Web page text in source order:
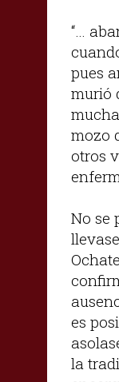
“…
pues
murió
mozo
otros
No se
es
la